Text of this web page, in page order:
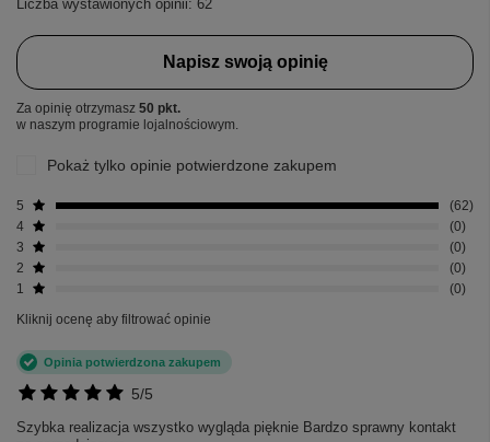
Liczba wystawionych opinii: 62
Napisz swoją opinię
Za opinię otrzymasz 50 pkt.
w naszym programie lojalnościowym.
Pokaż tylko opinie potwierdzone zakupem
5
62
4
0
3
0
2
0
1
0
Kliknij ocenę aby filtrować opinie
5/5
Opinia potwierdzona zakupem
Szybka realizacja wszystko wygląda pięknie Bardzo sprawny kontakt